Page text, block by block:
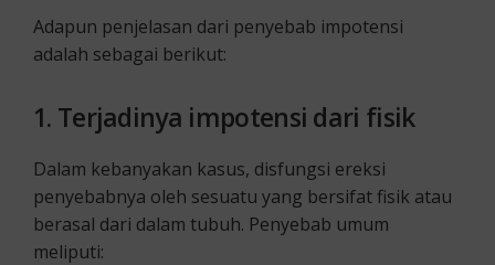
Adapun penjelasan dari penyebab impotensi
adalah sebagai berikut:
1. Terjadinya impotensi dari fisik
Dalam kebanyakan kasus, disfungsi ereksi
penyebabnya oleh sesuatu yang bersifat fisik atau
berasal dari dalam tubuh. Penyebab umum
meliputi: